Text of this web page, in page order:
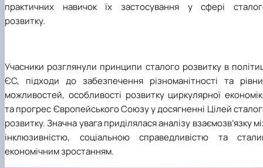
практичних навичок їх застосування у сфері
розвитку.
Учасники розглянули принципи сталого розвитку в
ЄС, підходи до забезпечення різноманітності та
можливостей, особливості розвитку циркулярної
та прогрес Європейського Союзу у досягненні Цілей
розвитку. Значна увага приділялася аналізу взаємозв’язку
інклюзивністю, соціальною справедливістю та
економічним зростанням.